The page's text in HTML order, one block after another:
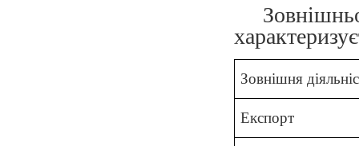
Зовнішня
Експорт